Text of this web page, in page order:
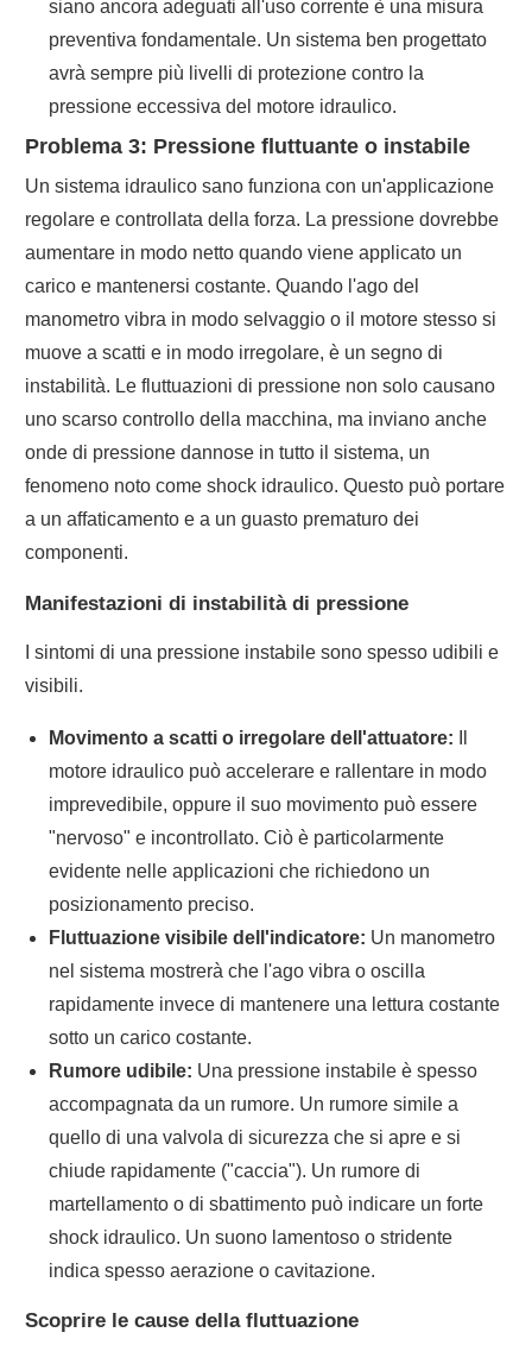
siano ancora adeguati all'uso corrente è una misura
preventiva fondamentale. Un sistema ben progettato
avrà sempre più livelli di protezione contro la
pressione eccessiva del motore idraulico.
Problema 3: Pressione fluttuante o instabile
Un sistema idraulico sano funziona con un'applicazione
regolare e controllata della forza. La pressione dovrebbe
aumentare in modo netto quando viene applicato un
carico e mantenersi costante. Quando l'ago del
manometro vibra in modo selvaggio o il motore stesso si
muove a scatti e in modo irregolare, è un segno di
instabilità. Le fluttuazioni di pressione non solo causano
uno scarso controllo della macchina, ma inviano anche
onde di pressione dannose in tutto il sistema, un
fenomeno noto come shock idraulico. Questo può portare
a un affaticamento e a un guasto prematuro dei
componenti.
Manifestazioni di instabilità di pressione
I sintomi di una pressione instabile sono spesso udibili e
visibili.
Movimento a scatti o irregolare dell'attuatore:
motore idraulico può accelerare e rallentare in modo
imprevedibile, oppure il suo movimento può essere
"nervoso" e incontrollato. Ciò è particolarmente
evidente nelle applicazioni che richiedono un
posizionamento preciso.
Fluttuazione visibile dell'indicatore: Un manometro
nel sistema mostrerà che l'ago vibra o oscilla
rapidamente invece di mantenere una lettura costante
sotto un carico costante.
Rumore udibile: Una pressione instabile è spesso
accompagnata da un rumore. Un rumore simile a
quello di una valvola di sicurezza che si apre e si
chiude rapidamente ("caccia"). Un rumore di
martellamento o di sbattimento può indicare un forte
shock idraulico. Un suono lamentoso o stridente
indica spesso aerazione o cavitazione.
Scoprire le cause della fluttuazione